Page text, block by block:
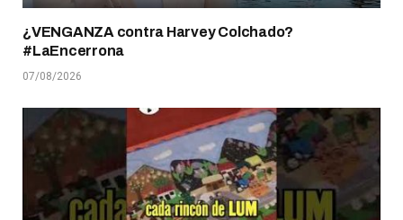
¿VENGANZA contra Harvey Colchado?
#LaEncerrona
07/08/2026